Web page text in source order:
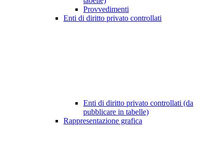
Provvedimenti
Enti di diritto privato controllati
Enti di diritto privato controllati (da
pubblicare in tabelle)
Rappresentazione grafica